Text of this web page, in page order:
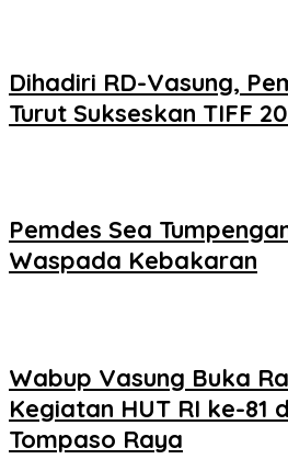
Dihadiri RD-Vasung,
Turut Sukseskan TIFF
Pemdes Sea
Waspada Kebakaran
Wabup Vasung Buka
Kegiatan HUT RI ke-81
Tompaso Raya